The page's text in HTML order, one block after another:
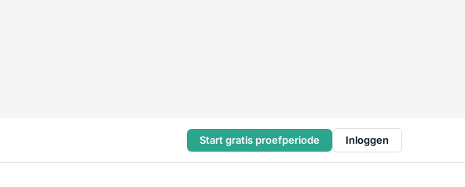
Start gratis proefperiode Inloggen